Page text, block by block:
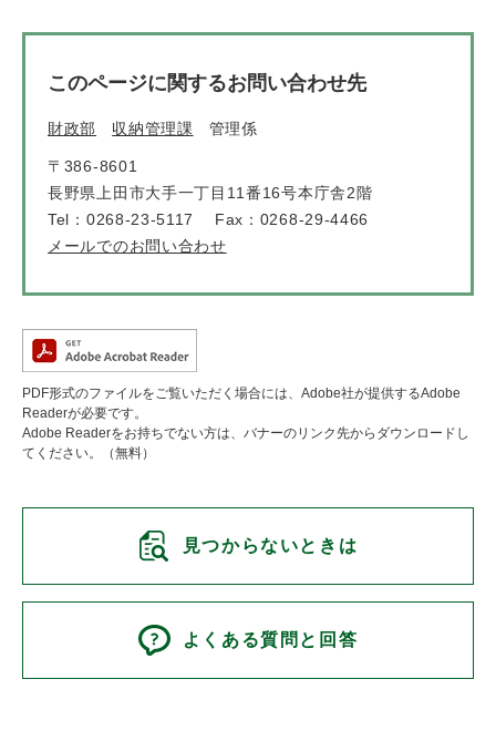
このページに関するお問い合わせ先
財政部 収納管理課 管理係
〒386-8601
長野県上田市大手一丁目11番16号本庁舎2階
Tel：0268-23-5117
Fax：0268-29-4466
メールでのお問い合わせ
PDF形式のファイルをご覧いただく場合には、Adobe社が提供するAdobe
Readerが必要です。
Adobe Readerをお持ちでない方は、バナーのリンク先からダウンロードし
てください。（無料）
見つからないときは
よくある質問と回答